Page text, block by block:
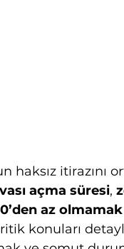
haksız itirazını
açma süresi,
az
konuları